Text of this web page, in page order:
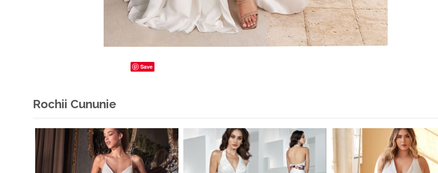
Save
Rochii Cununie